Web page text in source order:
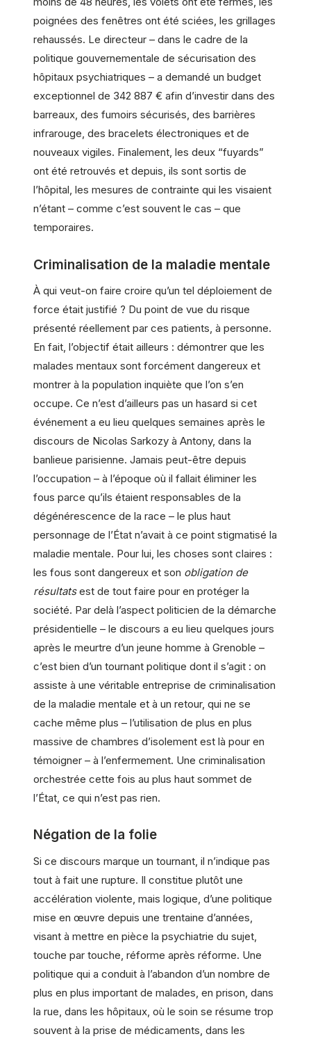
poignées des fenêtres ont été sciées, les grillages
rehaussés. Le directeur – dans le cadre de la
politique gouvernementale de sécurisation des
hôpitaux psychiatriques – a demandé un budget
exceptionnel de 342 887 € afin d’investir dans des
barreaux, des fumoirs sécurisés, des barrières
infrarouge, des bracelets électroniques et de
nouveaux vigiles. Finalement, les deux “fuyards”
ont été retrouvés et depuis, ils sont sortis de
l’hôpital, les mesures de contrainte qui les visaient
n’étant – comme c’est souvent le cas – que
temporaires.
Criminalisation de la maladie mentale
À qui veut-on faire croire qu’un tel déploiement de
force était justifié ? Du point de vue du risque
présenté réellement par ces patients, à personne.
En fait, l’objectif était ailleurs : démontrer que les
malades mentaux sont forcément dangereux et
montrer à la population inquiète que l’on s’en
occupe. Ce n’est d’ailleurs pas un hasard si cet
événement a eu lieu quelques semaines après le
discours de Nicolas Sarkozy à Antony, dans la
banlieue parisienne. Jamais peut-être depuis
l’occupation – à l’époque où il fallait éliminer les
fous parce qu’ils étaient responsables de la
dégénérescence de la race – le plus haut
personnage de l’État n’avait à ce point stigmatisé la
maladie mentale. Pour lui, les choses sont claires :
les fous sont dangereux et son obligation de
résultatsest de tout faire pour en protéger la
société. Par delà l’aspect politicien de la démarche
présidentielle – le discours a eu lieu quelques jours
après le meurtre d’un jeune homme à Grenoble –
c’est bien d’un tournant politique dont il s’agit : on
assiste à une véritable entreprise de criminalisation
de la maladie mentale et à un retour, qui ne se
cache même plus – l’utilisation de plus en plus
massive de chambres d’isolement est là pour en
témoigner – à l’enfermement. Une criminalisation
orchestrée cette fois au plus haut sommet de
l’État, ce qui n’est pas rien.
Négation de la folie
Si ce discours marque un tournant, il n’indique pas
tout à fait une rupture. Il constitue plutôt une
accélération violente, mais logique, d’une politique
mise en œuvre depuis une trentaine d’années,
visant à mettre en pièce la psychiatrie du sujet,
touche par touche, réforme après réforme. Une
politique qui a conduit à l’abandon d’un nombre de
plus en plus important de malades, en prison, dans
la rue, dans les hôpitaux, où le soin se résume trop
souvent à la prise de médicaments, dans les